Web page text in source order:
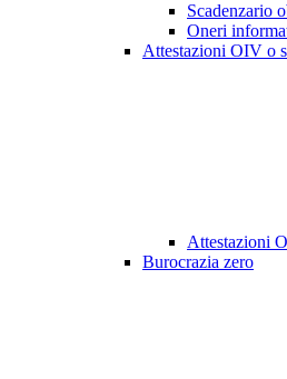
Scadenzario
Oneri
Attestazioni OIV o
Attestazioni
Burocrazia zero